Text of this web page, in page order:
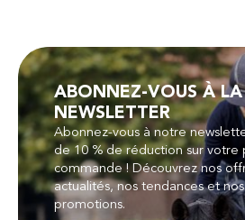
ABONNEZ-VOUS À LA
NEWSLETTER
Abonnez-vous à notre
de 10 % de réduction sur votre
commande ! Découvrez nos
actualités, nos tendances et
promotions.